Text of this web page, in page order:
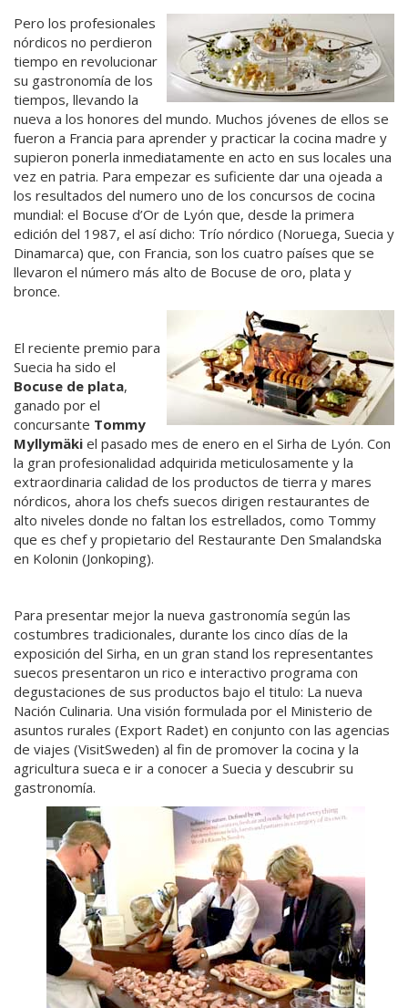
Pero los profesionales
nórdicos no perdieron
tiempo en revolucionar
su gastronomía de los
tiempos, llevando la
nueva a los honores del mundo. Muchos jóvenes de ellos se
fueron a Francia para aprender y practicar la cocina madre y
supieron ponerla inmediatamente en acto en sus locales una
vez en patria. Para empezar es suficiente dar una ojeada a
los resultados del numero uno de los concursos de cocina
mundial: el Bocuse d’Or de Lyón que, desde la primera
edición del 1987, el así dicho: Trío nórdico (Noruega, Suecia y
Dinamarca) que, con Francia, son los cuatro países que se
llevaron el número más alto de Bocuse de oro, plata y
bronce.
El reciente premio para
Suecia ha sido el
Bocuse de plata,
ganado por el
concursante Tommy
Myllymäki el pasado mes de enero en el Sirha de Lyón. Con
la gran profesionalidad adquirida meticulosamente y la
extraordinaria calidad de los productos de tierra y mares
nórdicos, ahora los chefs suecos dirigen restaurantes de
alto niveles donde no faltan los estrellados, como Tommy
que es chef y propietario del Restaurante Den Smalandska
en Kolonin (Jonkoping).
Para presentar mejor la nueva gastronomía según las
costumbres tradicionales, durante los cinco días de la
exposición del Sirha, en un gran stand los representantes
suecos presentaron un rico e interactivo programa con
degustaciones de sus productos bajo el titulo: La nueva
Nación Culinaria. Una visión formulada por el Ministerio de
asuntos rurales (Export Radet) en conjunto con las agencias
de viajes (VisitSweden) al fin de promover la cocina y la
agricultura sueca e ir a conocer a Suecia y descubrir su
gastronomía.